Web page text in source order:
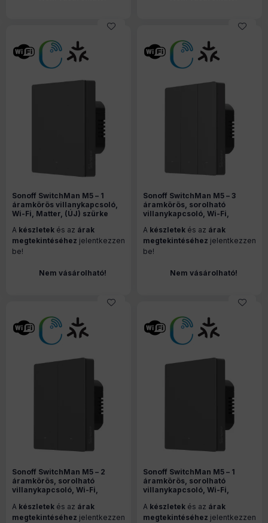
Sonoff SwitchMan M5 – 1
áramkörös villanykapcsoló,
Wi-Fi, Matter, (ÚJ) szürke
A készletek és az árak
megtekintéséhez jelentkezzen
be!
Nem vásárolható!
Sonoff SwitchMan M5 – 3
áramkörös, sorolható
villanykapcsoló, Wi-Fi,
80M)
A készletek és az árak
megtekintéséhez jelentkezzen
be!
Nem vásárolható!
Sonoff SwitchMan M5 – 2
áramkörös, sorolható
villanykapcsoló, Wi-Fi,
80M)
A készletek és az árak
megtekintéséhez jelentkezzen
Sonoff SwitchMan M5 – 1
áramkörös, sorolható
villanykapcsoló, Wi-Fi,
80M)
A készletek és az árak
megtekintéséhez jelentkezzen